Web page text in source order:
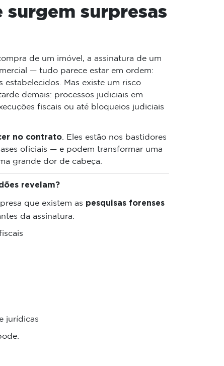
surpresas
de um imóvel, a assinatura de um
— tudo parece estar em ordem:
estabelecidos. Mas existe um risco
demais: processos judiciais em
fiscais ou até bloqueios judiciais
no contrato. Eles estão nos bastidores
oficiais — e podem transformar uma
grande dor de cabeça.
revelam?
que existem as pesquisas forenses
da assinatura:
jurídicas